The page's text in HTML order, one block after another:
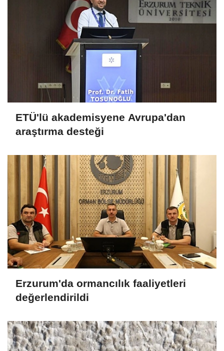
ETÜ'lü akademisyene Avrupa'dan
araştırma desteği
Erzurum'da ormancılık faaliyetleri
değerlendirildi